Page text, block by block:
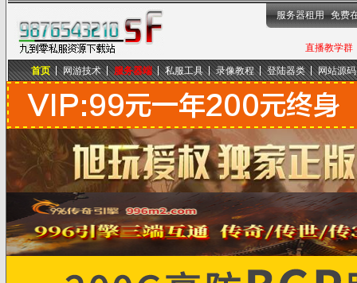
九到零私服资源下载站
直播教学群
服务器租用 免费
首页 网游技术 服务器端 私服工具 录像教程 登陆器类 网站源码